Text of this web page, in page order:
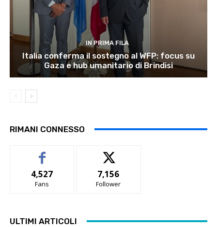
IN PRIMA FILA
Italia conferma il sostegno al WFP: focus su
Gaza e hub umanitario di Brindisi
RIMANI CONNESSO
4,527
Fans
7,156
Follower
ULTIMI ARTICOLI